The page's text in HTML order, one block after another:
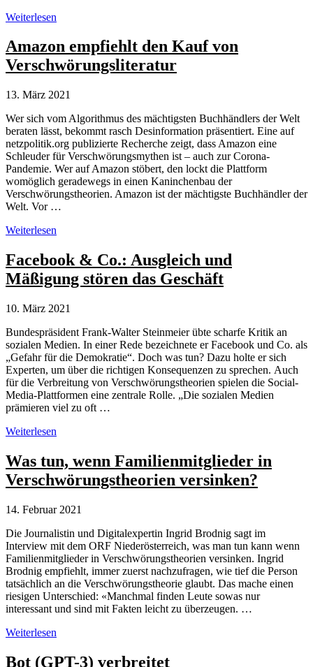
Carolin
zur
Problematik
von
Google
Co.
Weiterlesen
Amazon empfiehlt den Kauf von
Verschwörungsliteratur
13. März 2021
Wer sich vom Algorithmus des mächtigsten Buchhändlers der Welt
beraten lässt, bekommt rasch Desinformation präsentiert. Eine auf
netzpolitik.org publizierte Recherche zeigt, dass Amazon eine
Schleuder für Verschwörungsmythen ist – auch zur Corona-
Pandemie. Wer auf Amazon stöbert, den lockt die Plattform
womöglich geradewegs in einen Kaninchenbau der
Verschwörungstheorien. Amazon ist der mächtigste Buchhändler der
Welt. Vor …
Amazon
den
Kauf
von
Weiterlesen
Facebook & Co.: Ausgleich und
Mäßigung stören das Geschäft
10. März 2021
Bundespräsident Frank-Walter Steinmeier übte scharfe Kritik an
sozialen Medien. In einer Rede bezeichnete er Facebook und Co. als
„Gefahr für die Demokratie“. Doch was tun? Dazu holte er sich
Experten, um über die richtigen Konsequenzen zu sprechen. Auch
für die Verbreitung von Verschwörungstheorien spielen die Social-
Media-Plattformen eine zentrale Rolle. „Die sozialen Medien
prämieren viel zu oft …
Facebook
Co.:
Ausgleich
und
stören
Geschäft
Weiterlesen
Was tun, wenn Familienmitglieder in
Verschwörungstheorien versinken?
14. Februar 2021
Die Journalistin und Digitalexpertin Ingrid Brodnig sagt im
Interview mit dem ORF Niederösterreich, was man tun kann wenn
Familienmitglieder in Verschwörungstheorien versinken. Ingrid
Brodnig empfiehlt, immer zuerst nachzufragen, wie tief die Person
tatsächlich an die Verschwörungstheorie glaubt. Das mache einen
riesigen Unterschied: «Manchmal finden Leute sowas nur
interessant und sind mit Fakten leicht zu überzeugen. …
Was
wenn
Weiterlesen
Bot (GPT-3) verbreitet